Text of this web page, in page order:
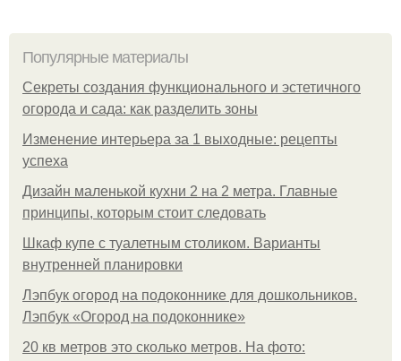
Популярные материалы
Секреты создания функционального и эстетичного
огорода и сада: как разделить зоны
Изменение интерьера за 1 выходные: рецепты
успеха
Дизайн маленькой кухни 2 на 2 метра. Главные
принципы, которым стоит следовать
Шкаф купе с туалетным столиком. Варианты
внутренней планировки
Лэпбук огород на подоконнике для дошкольников.
Лэпбук «Огород на подоконнике»
20 кв метров это сколько метров. На фото: